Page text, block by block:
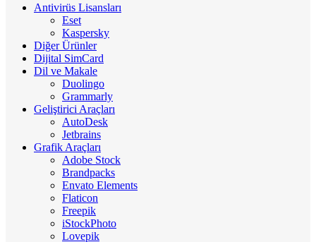
Antivirüs Lisansları
Eset
Kaspersky
Diğer Ürünler
Dijital SimCard
Dil ve Makale
Duolingo
Grammarly
Geliştirici Araçları
AutoDesk
Jetbrains
Grafik Araçları
Adobe Stock
Brandpacks
Envato Elements
Flaticon
Freepik
iStockPhoto
Lovepik